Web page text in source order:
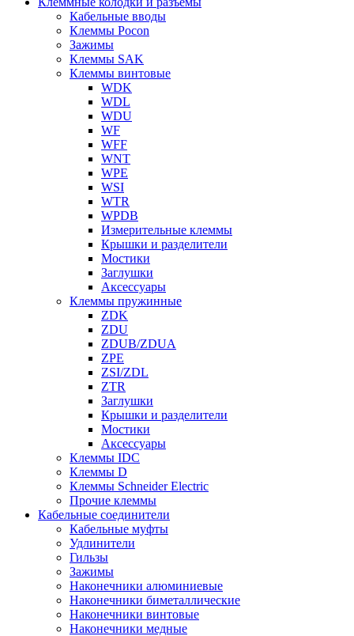
Кабельные вводы
Клеммы Pocon
Зажимы
Клеммы SAK
Клеммы винтовые
WDK
WDL
WDU
WF
WFF
WNT
WPE
WSI
WTR
WPDB
Измерительные клеммы
Крышки и разделители
Мостики
Заглушки
Аксессуары
Клеммы пружинные
ZDK
ZDU
ZDUB/ZDUA
ZPE
ZSI/ZDL
ZTR
Заглушки
Крышки и разделители
Мостики
Аксессуары
Клеммы IDC
Клеммы D
Клеммы Schneider Electric
Прочие клеммы
Кабельные соединители
Кабельные муфты
Удлинители
Гильзы
Зажимы
Наконечники алюминиевые
Наконечники биметаллические
Наконечники винтовые
Наконечники медные